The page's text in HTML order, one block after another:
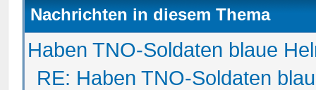
Nachrichten in diesem Thema
Haben TNO-Soldaten blaue
RE: Haben TNO-Soldaten